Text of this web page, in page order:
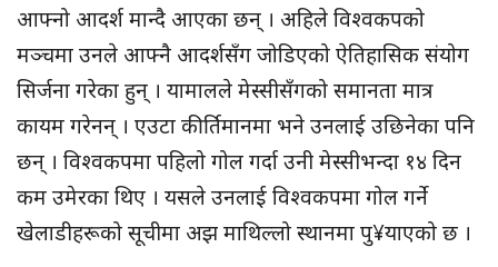
आफ्नो आदर्श मान्दै आएका छन् । अहिले विश्वकपको
मञ्चमा उनले आफ्नै आदर्शसँग जोडिएको ऐतिहासिक संयोग
सिर्जना गरेका हुन् । यामालले मेस्सीसँगको समानता मात्र
कायम गरेनन् । एउटा कीर्तिमानमा भने उनलाई उछिनेका पनि
छन् । विश्वकपमा पहिलो गोल गर्दा उनी मेस्सीभन्दा १४ दिन
कम उमेरका थिए । यसले उनलाई विश्वकपमा गोल गर्ने
खेलाडीहरूको सूचीमा अझ माथिल्लो स्थानमा पु¥याएको छ ।